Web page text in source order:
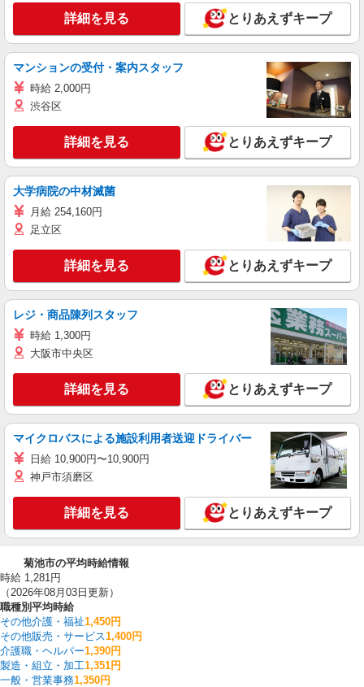
詳細を見る とりあえずキープ
マンションの受付・案内スタッフ
時給 2,000円
渋谷区
詳細を見る とりあえずキープ
大学病院の中材滅菌
月給 254,160円
足立区
詳細を見る とりあえずキープ
レジ・商品陳列スタッフ
時給 1,300円
大阪市中央区
詳細を見る とりあえずキープ
マイクロバスによる施設利用者送迎ドライバー
日給 10,900円〜10,900円
神戸市須磨区
詳細を見る とりあえずキープ
菊池市の平均時給情報
時給 1,281円
（2026年08月03日更新）
職種別平均時給
その他介護・福祉1,450円
その他販売・サービス1,400円
介護職・ヘルパー1,390円
製造・組立・加工1,351円
一般・営業事務1,350円